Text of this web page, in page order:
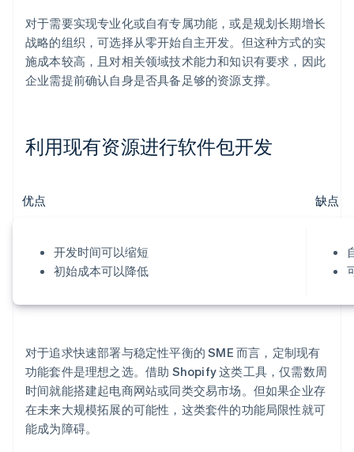
对于需要实现专业化或自有专属功能，或是规划长期增长
战略的组织，可选择从零开始自主开发。但这种方式的实
施成本较高，且对相关领域技术能力和知识有要求，因此
企业需提前确认自身是否具备足够的资源支撑。
利用现有资源进行软件包开发
优点 缺点
开发时间可以缩短
初始成本可以降低
对于追求快速部署与稳定性平衡的 SME 而言，定制现有
功能套件是理想之选。借助 Shopify 这类工具，仅需数周
时间就能搭建起电商网站或同类交易市场。但如果企业存
在未来大规模拓展的可能性，这类套件的功能局限性就可
能成为障碍。